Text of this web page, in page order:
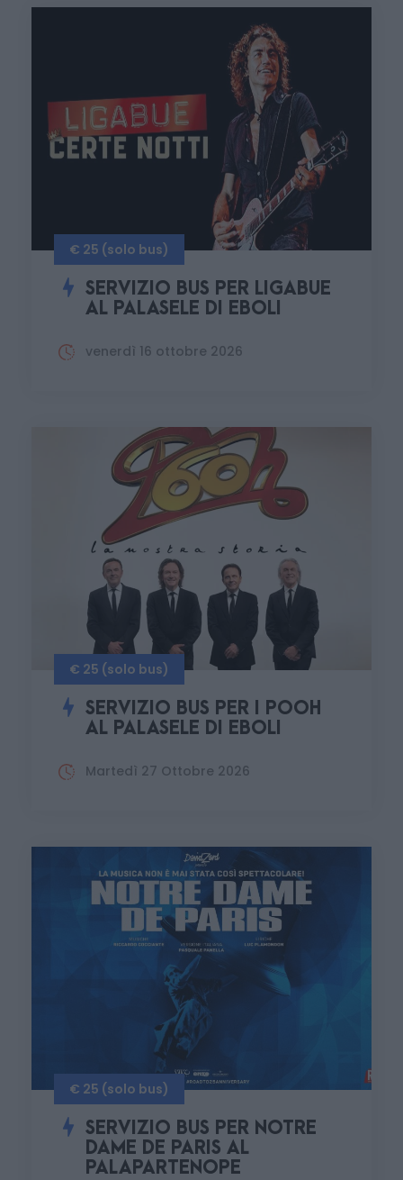
€ 25 (solo bus)
SERVIZIO BUS PER LIGABUE
AL PALASELE DI EBOLI
venerdì 16 ottobre 2026
€ 25 (solo bus)
SERVIZIO BUS PER I POOH
AL PALASELE DI EBOLI
Martedì 27 Ottobre 2026
€ 25 (solo bus)
SERVIZIO BUS PER NOTRE
DAME DE PARIS AL
PALAPARTENOPE